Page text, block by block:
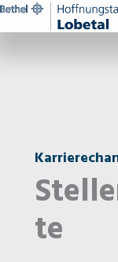
Zum
Inhalt
te